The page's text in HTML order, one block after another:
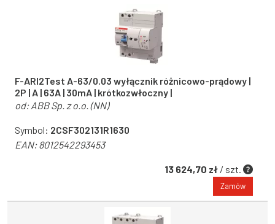
F-ARI2Test A-63/0.03 wyłącznik różnicowo-prądowy |
2P | A | 63A | 30mA | krótkozwłoczny |
od: ABB Sp. z o.o. (NN)
Symbol: 2CSF302131R1630
EAN:8012542293453
13 624,70 zł / szt.
Zamów